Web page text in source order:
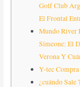
Golf Club
El Frontal
Mundo River
Simeone: El
Verona Y
Y-tec
¿cuándo Sale